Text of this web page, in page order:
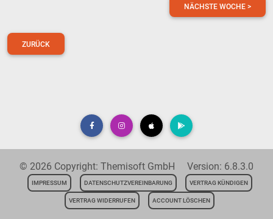
NÄCHSTE WOCHE >
ZURÜCK
© 2026 Copyright: Themisoft GmbH Version: 6.8.3.0
IMPRESSUM DATENSCHUTZVEREINBARUNG VERTRAG KÜNDIGEN
VERTRAG WIDERRUFEN ACCOUNT LÖSCHEN